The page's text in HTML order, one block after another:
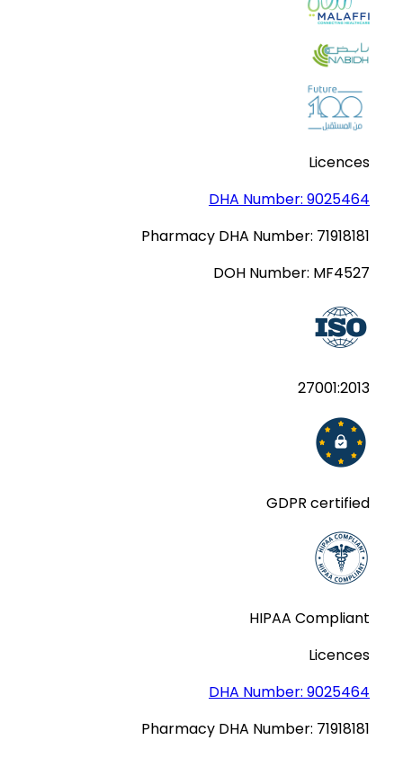
Licences
DHA Number: 9025464
Pharmacy DHA Number: 71918181
DOH Number: MF4527
27001:2013
GDPR certified
HIPAA Compliant
Licences
DHA Number: 9025464
Pharmacy DHA Number: 71918181